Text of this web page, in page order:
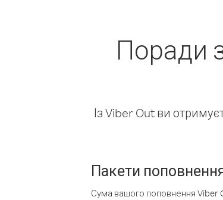
Поради
Із Viber Out ви
Пакети
Сума вашого поповнення Viber